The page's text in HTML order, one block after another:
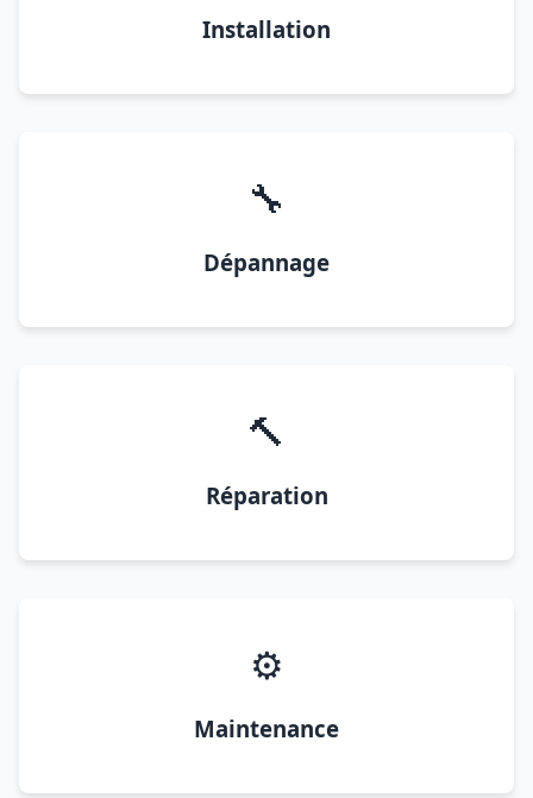
Installation
🔧
Dépannage
🔨
Réparation
⚙️
Maintenance